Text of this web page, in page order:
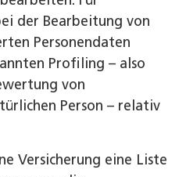
der Bearbeitung von
Personendaten
Profiling – also
von
Person – relativ
Versicherung eine Liste